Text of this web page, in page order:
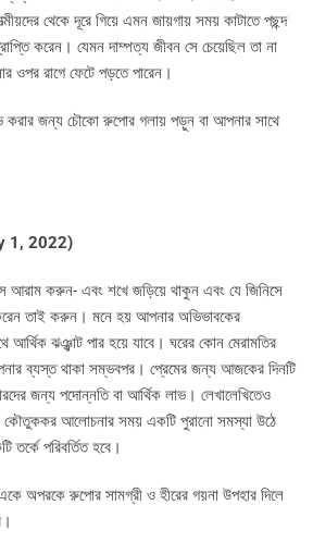
থেকে দূরে গিয়ে এমন জায়গায় সময় কাটাতে পছন্দ
করেন। যেমন দাম্পত্য জীবন সে চেয়েছিল তা না
ওপর রাগে ফেটে পড়তে পারেন।
করার জন্য চৌকো রুপোর গলায় পড়ুন বা আপনার সাথে
1, 2022)
আরাম করুন- এবং শখে জড়িয়ে থাকুন এবং যে জিনিসে
তাই করুন। মনে হয় আপনার অভিভাবকের
আর্থিক ঝঞ্ঝাট পার হয়ে যাবে। ঘরের কোন মেরামতির
ব্যস্ত থাকা সম্ভবপর। প্রেমের জন্য আজকের দিনটি
জন্য পদোন্নতি বা আর্থিক লাভ। লেখালেখিতেও
আলোচনার সময় একটি পুরানো সমস্যা উঠে
তর্কে পরিবর্তিত হবে।
অপরকে রুপোর সামগ্রী ও হীরের গয়না উপহার দিলে